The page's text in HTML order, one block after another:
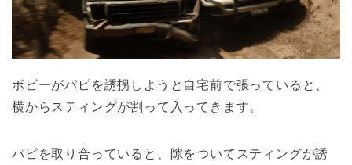
ボビーがパピを誘拐しようと自宅前で張っていると、
横からスティングが割って入ってきます。
パピを取り合っていると、隙をついてスティングが誘